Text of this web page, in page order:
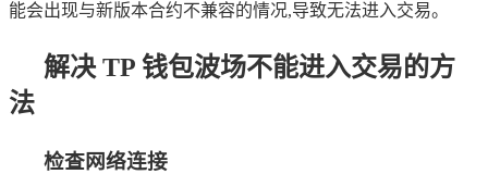
能会出现与新版本合约不兼容的情况,导致无法进入交易。
解决 TP 钱包波场不能进入交易的方
法
检查网络连接